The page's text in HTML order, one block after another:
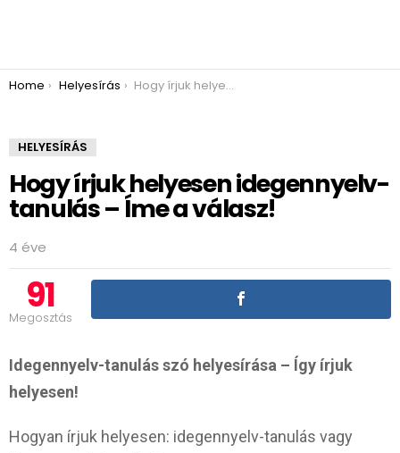
You are here:
Home Helyesírás Hogy írjuk helyesen idegennyelv-tanulás – Íme a válasz!
HELYESÍRÁS
Hogy írjuk helyesen idegennyelv-
tanulás – Íme a válasz!
4 éve
91
Megosztás
Idegennyelv-tanulás szó helyesírása – Így írjuk
helyesen!
Hogyan írjuk helyesen: idegennyelv-tanulás vagy